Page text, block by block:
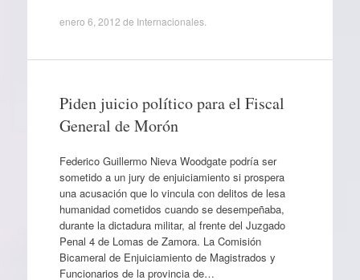
enero 6, 2012 de Internacionales.
Piden juicio político para el Fiscal
General de Morón
Federico Guillermo Nieva Woodgate podría ser
sometido a un jury de enjuiciamiento si prospera
una acusación que lo vincula con delitos de lesa
humanidad cometidos cuando se desempeñaba,
durante la dictadura militar, al frente del Juzgado
Penal 4 de Lomas de Zamora. La Comisión
Bicameral de Enjuiciamiento de Magistrados y
Funcionarios de la provincia de…